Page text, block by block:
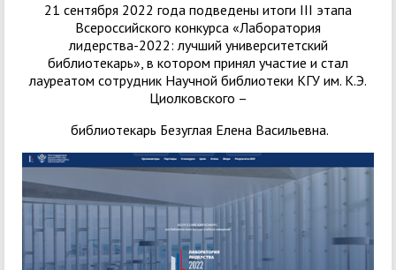
21 сентября 2022 года подведены итоги III этапа
Всероссийского конкурса «Лаборатория
лидерства-2022: лучший университетский
библиотекарь», в котором принял участие и стал
лауреатом сотрудник Научной библиотеки КГУ им. К.Э.
Циолковского –
библиотекарь Безуглая Елена Васильевна.